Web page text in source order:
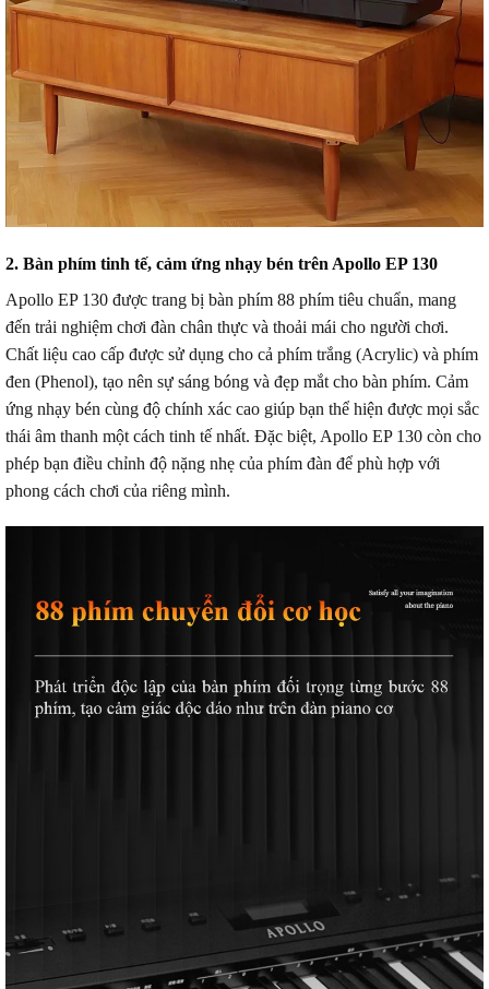
2. Bàn phím tinh tế, cảm ứng nhạy bén trên Apollo EP 130
Apollo EP 130 được trang bị bàn phím 88 phím tiêu chuẩn, mang
đến trải nghiệm chơi đàn chân thực và thoải mái cho người chơi.
Chất liệu cao cấp được sử dụng cho cả phím trắng (Acrylic) và phím
đen (Phenol), tạo nên sự sáng bóng và đẹp mắt cho bàn phím. Cảm
ứng nhạy bén cùng độ chính xác cao giúp bạn thể hiện được mọi sắc
thái âm thanh một cách tinh tế nhất. Đặc biệt, Apollo EP 130 còn cho
phép bạn điều chỉnh độ nặng nhẹ của phím đàn để phù hợp với
phong cách chơi của riêng mình.